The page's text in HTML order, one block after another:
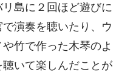
島に２回ほど遊びに
演奏を聴いたり、ウ
竹で作った木琴のよ
いて楽しんだことが